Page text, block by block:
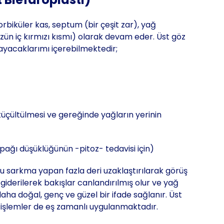
kas, septum (bir çeşit zar), yağ
iç kırmızı kısmı) olarak devam eder. Üst göz
içerebilmektedir;
ve gereğinde yağların yerinin
düşüklüğünün -pitoz- tedavisi için)
yapan fazla deri uzaklaştırılarak görüş
bakışlar canlandırılmış olur ve yağ
doğal, genç ve güzel bir ifade sağlanır. Üst
de eş zamanlı uygulanmaktadır.